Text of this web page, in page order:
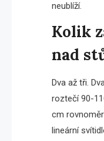
neublíží.
Kolik
nad
Dva až tři.
roztečí 90-
cm
lineární